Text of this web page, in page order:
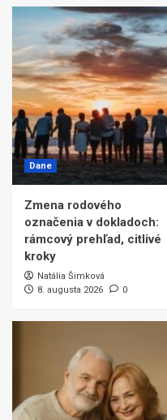
Dane
Zmena rodového
označenia v dokladoch:
rámcový prehľad, citlivé
kroky
Natália Šimková
8. augusta 2026
0